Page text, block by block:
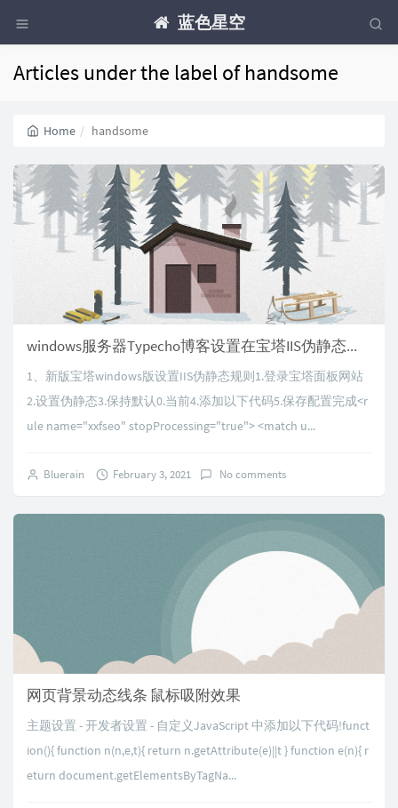
蓝色星空
Articles under the label of handsome
Home handsome
windows服务器Typecho博客设置在宝塔IIS伪静态规则
1、新版宝塔windows版设置IIS伪静态规则1.登录宝塔面板网站
2.设置伪静态3.保持默认0.当前4.添加以下代码5.保存配置完成<r
ule name="xxfseo" stopProcessing="true"> <match u...
Bluerain February 3, 2021 No comments
网页背景动态线条 鼠标吸附效果
主题设置 - 开发者设置 - 自定义JavaScript 中添加以下代码!funct
ion(){ function n(n,e,t){ return n.getAttribute(e)||t } function e(n){ r
eturn document.getElementsByTagNa...